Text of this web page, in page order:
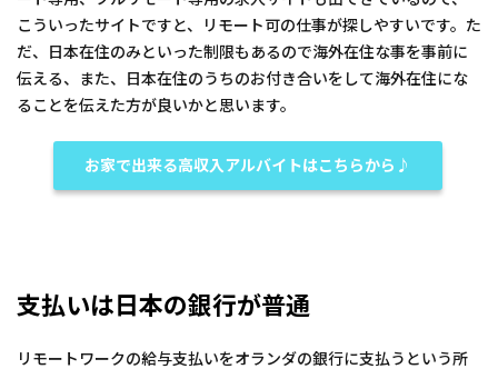
こういったサイトですと、リモート可の仕事が探しやすいです。た
だ、日本在住のみといった制限もあるので海外在住な事を事前に
伝える、また、日本在住のうちのお付き合いをして海外在住にな
ることを伝えた方が良いかと思います。
お家で出来る高収入アルバイトはこちらから♪
支払いは日本の銀行が普通
リモートワークの給与支払いをオランダの銀行に支払うという所